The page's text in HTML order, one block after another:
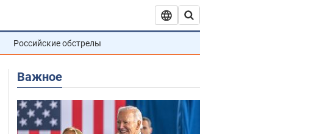
Российские обстрелы
Важное